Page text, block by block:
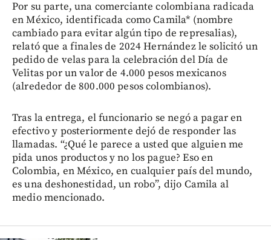
Por su parte, una comerciante colombiana radicada
en México, identificada como Camila* (nombre
cambiado para evitar algún tipo de represalias),
relató que a finales de 2024 Hernández le solicitó un
pedido de velas para la celebración del Día de
Velitas por un valor de 4.000 pesos mexicanos
(alrededor de 800.000 pesos colombianos).
Tras la entrega, el funcionario se negó a pagar en
efectivo y posteriormente dejó de responder las
llamadas. “¿Qué le parece a usted que alguien me
pida unos productos y no los pague? Eso en
Colombia, en México, en cualquier país del mundo,
es una deshonestidad, un robo”, dijo Camila al
medio mencionado.